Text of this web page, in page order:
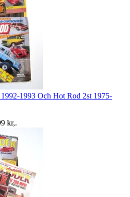
1993 Och Hot Rod 2st 1975-
kr,.